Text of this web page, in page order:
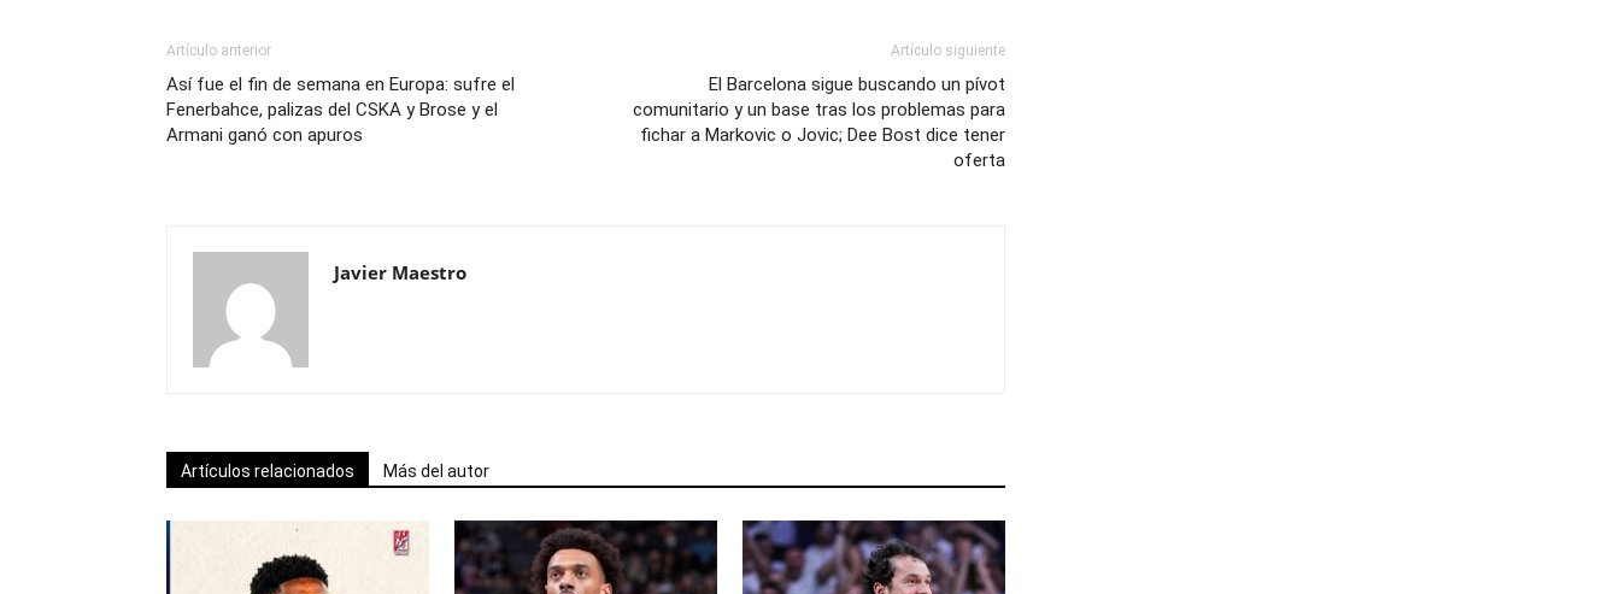
Artículo anterior
Así fue el fin de semana en Europa: sufre el
Fenerbahce, palizas del CSKA y Brose y el
Armani ganó con apuros
Artículo siguiente
El Barcelona sigue buscando un pívot
comunitario y un base tras los problemas para
fichar a Markovic o Jovic; Dee Bost dice tener
oferta
Javier Maestro
Artículos relacionados Más del autor